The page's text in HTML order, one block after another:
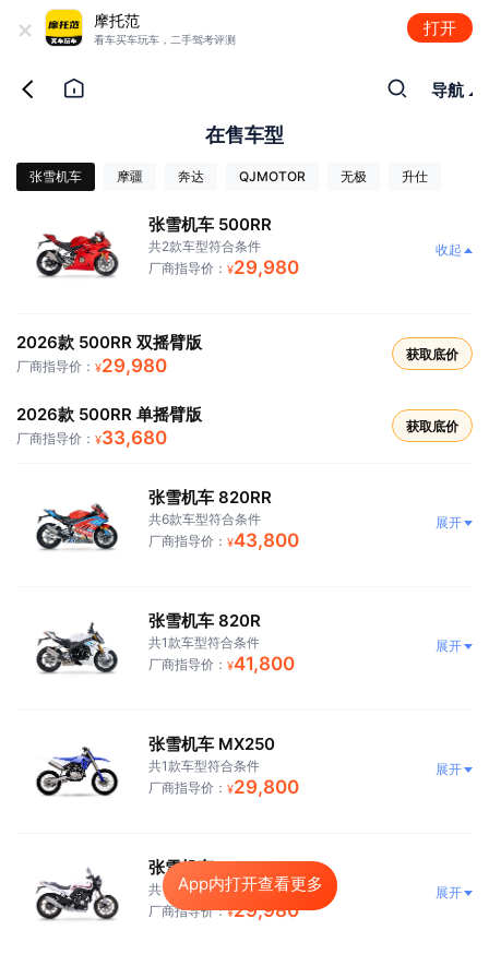
+ 摩托范
看车买车玩车，二手驾考评测
打开
App内打开查看更多
导航
在售车型
张雪机车 摩疆 奔达 QJMOTOR 无极 升仕
张雪机车 500RR
共2款车型符合条件
厂商指导价： ¥29,980
收起
2026款 500RR 双摇臂版
厂商指导价： ¥29,980
获取底价
2026款 500RR 单摇臂版
厂商指导价： ¥33,680
获取底价
张雪机车 820RR
共6款车型符合条件
厂商指导价： ¥43,800
展开
张雪机车 820R
共1款车型符合条件
厂商指导价： ¥41,800
展开
张雪机车 MX250
共1款车型符合条件
厂商指导价： ¥29,800
展开
张雪机车 500F
共1款车型符合条件
厂商指导价：¥29,980
展开